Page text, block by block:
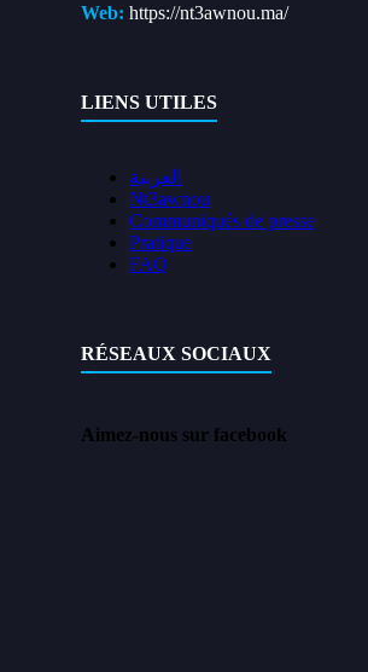
Web: https://nt3awnou.ma/
LIENS UTILES
العربية
Nt3awnou
Communiqués de presse
Pratique
FAQ
RÉSEAUX SOCIAUX
Aimez-nous sur facebook